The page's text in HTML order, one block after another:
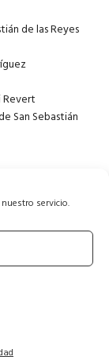
servicio.
de las Reyes
San Sebastián